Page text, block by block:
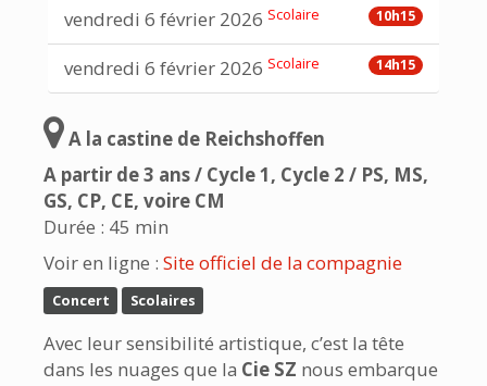
10h15
vendredi 6 février 2026 Scolaire
14h15
vendredi 6 février 2026 Scolaire
A la castine de Reichshoffen
A partir de 3 ans / Cycle 1, Cycle 2 / PS, MS,
GS, CP, CE, voire CM
Durée : 45 min
Voir en ligne : Site officiel de la compagnie
Concert Scolaires
Avec leur sensibilité artistique, c’est la tête
dans les nuages que la Cie SZ nous embarque